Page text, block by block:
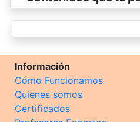
Información
Cómo Funcionamos
Quienes somos
Certificados